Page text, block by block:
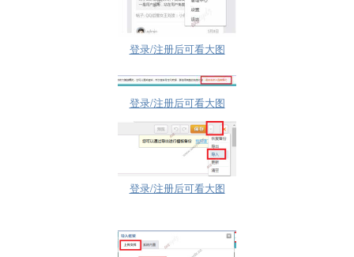
登录/注册后可看大图
登录/注册后可看大图
登录/注册后可看大图